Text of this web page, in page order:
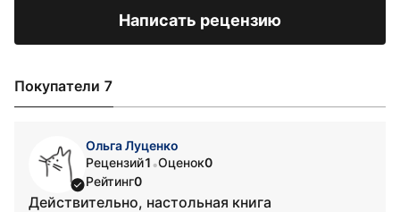
Написать рецензию
Покупатели 7
Ольга Луценко
Рецензий1 •Оценок0
Рейтинг0
Действительно, настольная книга